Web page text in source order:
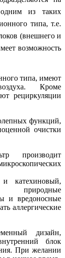
из таких
типа, т.е.
(внешнего и
возможность
типа, имеют
Кроме
рециркуляции
функций,
очистки
производит
и катехиновый,
природные
и вредоносные
аллергические
дизайн,
блок
При желании